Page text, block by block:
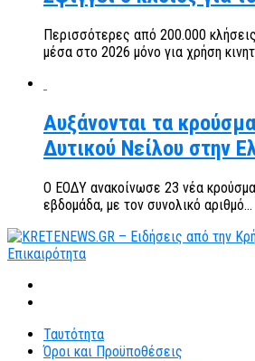
Περισσότερες από 200.000
μέσα στο 2026 μόνο για χρήση
Αυξάνονται τα
Δυτικού Νείλου στην
Ο ΕΟΔΥ ανακοίνωσε 23 νέα
εβδομάδα, με τον συνολικό αριθμό...
Ταυτότητα
Όροι και Προϋποθέσεις